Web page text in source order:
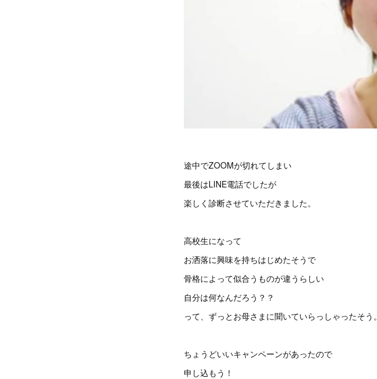
途中でZOOMが切れてしまい
最後はLINE電話でしたが
楽しく診断させていただきました。
高校生になって
お洒落に興味を持ちはじめたそうで
骨格によって似合うものが違うらしい
自分は何なんだろう？？
って、ずっとお母さまに聞いていらっしゃったそう。
ちょうどいいキャンペーンがあったので
申し込もう！